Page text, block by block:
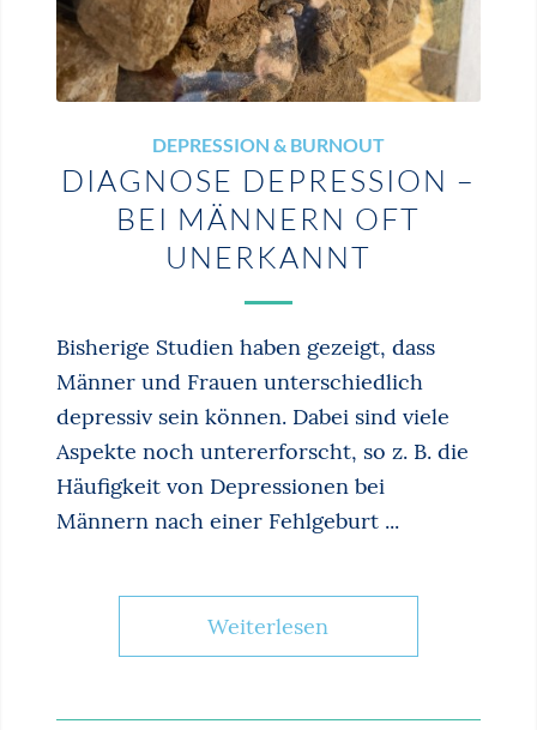
DEPRESSION & BURNOUT
DIAGNOSE DEPRESSION –
BEI MÄNNERN OFT
UNERKANNT
Bisherige Studien haben gezeigt, dass
Männer und Frauen unterschiedlich
depressiv sein können. Dabei sind viele
Aspekte noch untererforscht, so z. B. die
Häufigkeit von Depressionen bei
Männern nach einer Fehlgeburt ...
Weiterlesen